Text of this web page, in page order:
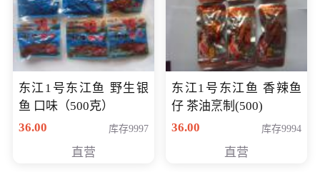
东江1号东江鱼 野生银
鱼 口味（500克）
36.00
库存9997
直营
东江1号东江鱼 香辣鱼
仔 茶油烹制(500)
36.00
库存9994
直营